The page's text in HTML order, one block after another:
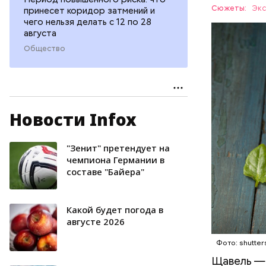
принесет коридор затмений и
чего нельзя делать с 12 по 28
августа
Общество
Новости Infox
"Зенит" претендует на
чемпиона Германии в
составе "Байера"
Какой будет погода в
августе 2026
Сюжеты:
Фото:
Щавель —
ЗДОРОВЬЕ